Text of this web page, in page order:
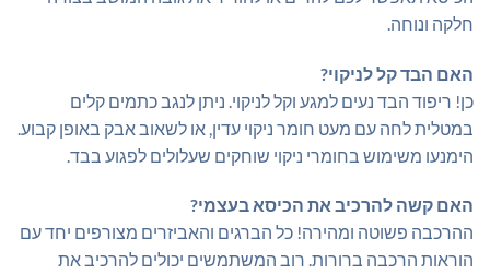
חלקה ונוחה.
האם הבד קל לניקוי?
כן! ריפוד הבד נעים למגע וקל לניקוי. ניתן לנגב כתמים קלים
במטלית לחה עם מעט חומר ניקוי עדין, או לשאוב אבק באופן קבוע.
הימנעו משימוש בחומרי ניקוי שוחקים שעלולים לפגוע בבד.
האם קשה להרכיב את הכיסא בעצמי?
ההרכבה פשוטה ומהירה! כל הברגים והאביזרים מצורפים יחד עם
הוראות הרכבה ברורות. רוב המשתמשים יכולים להרכיב את